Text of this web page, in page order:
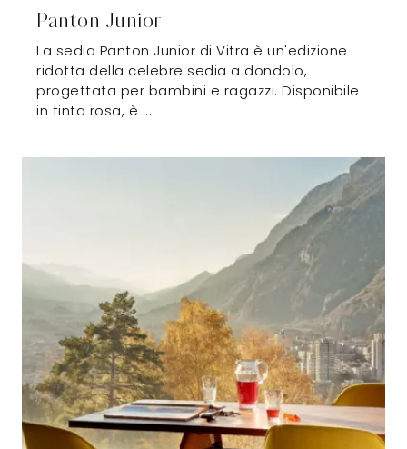
Panton Junior
La sedia Panton Junior di Vitra è un'edizione
ridotta della celebre sedia a dondolo,
progettata per bambini e ragazzi. Disponibile
in tinta rosa, è ...